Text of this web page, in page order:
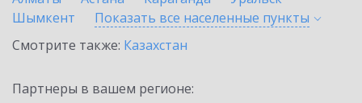
Шымкент
Показать все населенные пункты
Смотрите также: Казахстан
Партнеры в вашем регионе: